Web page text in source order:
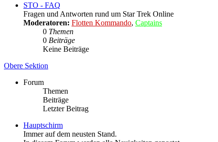
STO - FAQ
Fragen und Antworten rund um Star Trek Online
Moderatoren: Flotten Kommando, Captains
0 Themen
0 Beiträge
Keine Beiträge
Obere Sektion
Forum
Themen
Beiträge
Letzter Beitrag
Hauptschirm
Immer auf dem neusten Stand.